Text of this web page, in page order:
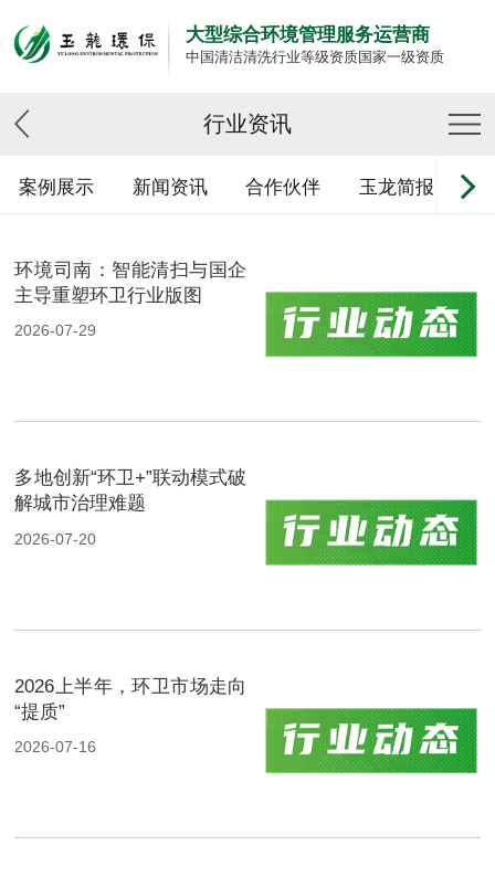
大型综合环境管理服务运营商
中国清洁清洗行业等级资质国家一级资质
行业资讯
案例展示 新闻资讯 合作伙伴 玉龙简报
环境司南：智能清扫与国企
主导重塑环卫行业版图
2026-07-29
多地创新“环卫+”联动模式破
解城市治理难题
2026-07-20
2026上半年，环卫市场走向
“提质”
2026-07-16